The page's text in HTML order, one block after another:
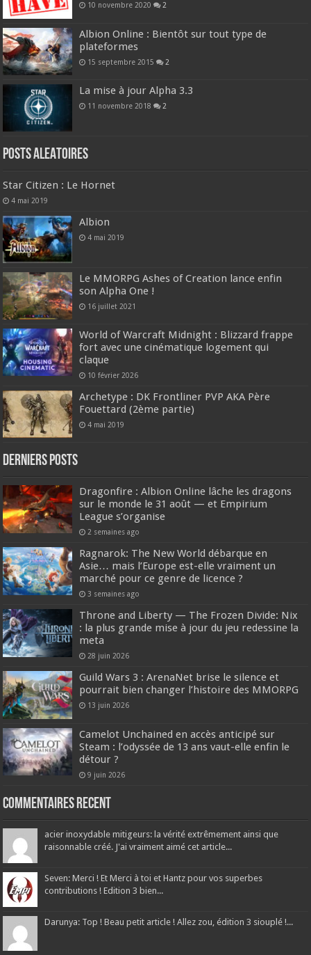
10 novembre 2020 2
Albion Online : Bientôt sur tout type de
plateformes
15 septembre 2015 2
La mise à jour Alpha 3.3
11 novembre 2018 2
Posts ALEATOIRES
Star Citizen : Le Hornet
4 mai 2019
Albion
4 mai 2019
Le MMORPG Ashes of Creation lance enfin
son Alpha One !
16 juillet 2021
World of Warcraft Midnight : Blizzard frappe
fort avec une cinématique logement qui
claque
10 février 2026
Archetype : DK Frontliner PVP AKA Père
Fouettard (2ème partie)
4 mai 2019
DERNIERS Posts
Dragonfire : Albion Online lâche les dragons
sur le monde le 31 août — et Empirium
League s’organise
2 semaines ago
Ragnarok: The New World débarque en
Asie… mais l’Europe est-elle vraiment un
marché pour ce genre de licence ?
3 semaines ago
Throne and Liberty — The Frozen Divide: Nix
: la plus grande mise à jour du jeu redessine la
meta
28 juin 2026
Guild Wars 3 : ArenaNet brise le silence et
pourrait bien changer l’histoire des MMORPG
13 juin 2026
Camelot Unchained en accès anticipé sur
Steam : l’odyssée de 13 ans vaut-elle enfin le
détour ?
9 juin 2026
Commentaires recent
acier inoxydable mitigeurs: la vérité extrêmement ainsi que
raisonnable créé. J'ai vraiment aimé cet article...
Seven: Merci ! Et Merci à toi et Hantz pour vos superbes
contributions ! Edition 3 bien...
Darunya: Top ! Beau petit article ! Allez zou, édition 3 siouplé !...